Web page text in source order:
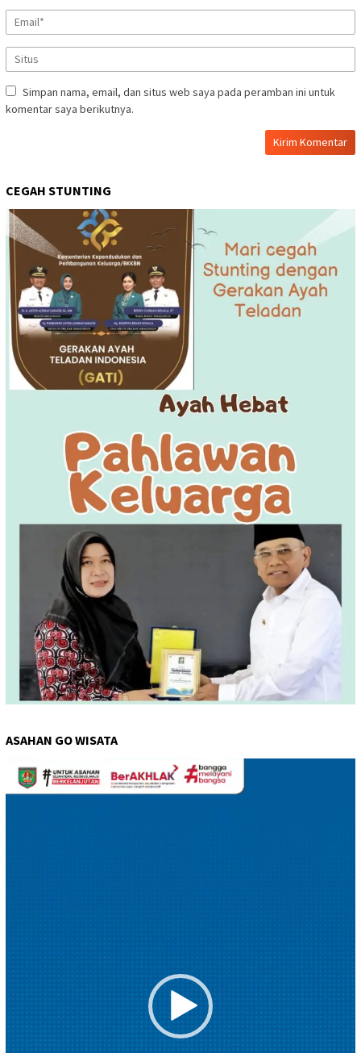
Simpan nama, email, dan situs web saya pada peramban ini untuk
komentar saya berikutnya.
CEGAH STUNTING
ASAHAN GO WISATA
Pemutar
Video